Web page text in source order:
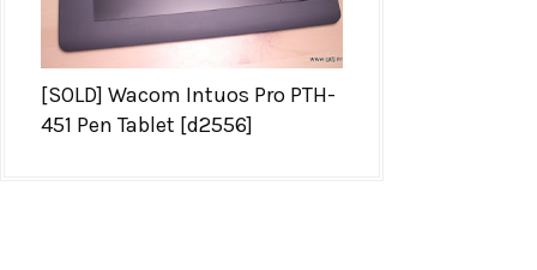
[SOLD] Wacom Intuos Pro PTH-
451 Pen Tablet [d2556]